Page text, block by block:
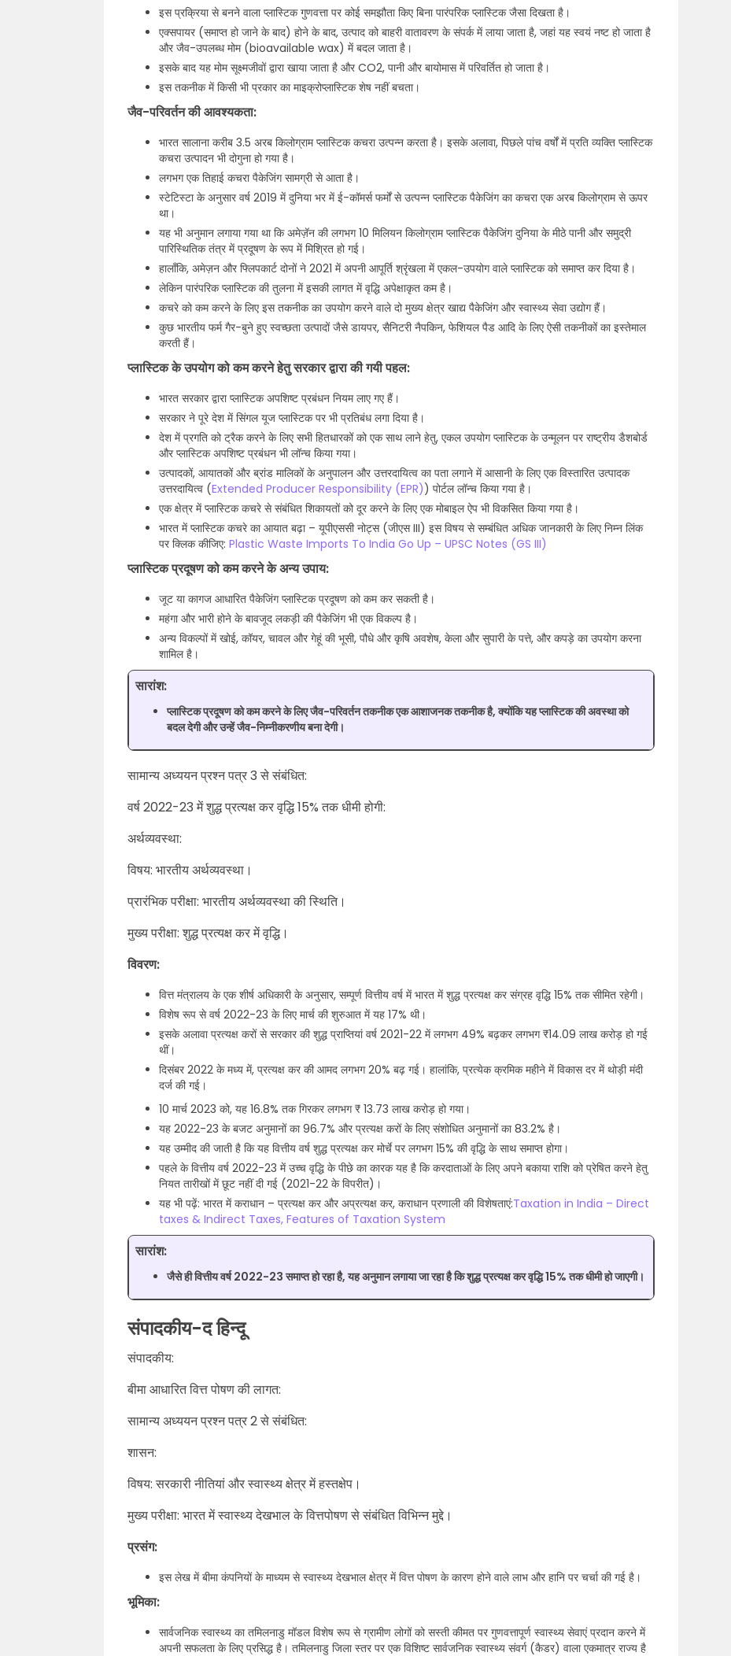
इस प्रक्रिया से बनने वाला प्लास्टिक गुणवत्ता पर कोई समझौता किए बिना पारंपरिक प्लास्टिक जैसा दिखता है।
एक्सपायर (समाप्त हो जाने के बाद) होने के बाद, उत्पाद को बाहरी वातावरण के संपर्क में लाया जाता है, जहां यह स्वयं नष्ट हो जाता है
और जैव-उपलब्ध मोम (bioavailable wax) में बदल जाता है।
इसके बाद यह मोम सूक्ष्मजीवों द्वारा खाया जाता है और CO2, पानी और बायोमास में परिवर्तित हो जाता है।
इस तकनीक में किसी भी प्रकार का माइक्रोप्लास्टिक शेष नहीं बचता।
जैव-परिवर्तन की आवश्यकता:
भारत सालाना करीब 3.5 अरब किलोग्राम प्लास्टिक कचरा उत्पन्न करता है। इसके अलावा, पिछले पांच वर्षों में प्रति व्यक्ति प्लास्टिक
कचरा उत्पादन भी दोगुना हो गया है।
लगभग एक तिहाई कचरा पैकेजिंग सामग्री से आता है।
स्टेटिस्टा के अनुसार वर्ष 2019 में दुनिया भर में ई-कॉमर्स फर्मों से उत्पन्न प्लास्टिक पैकेजिंग का कचरा एक अरब किलोग्राम से ऊपर
था।
यह भी अनुमान लगाया गया था कि अमेज़ॅन की लगभग 10 मिलियन किलोग्राम प्लास्टिक पैकेजिंग दुनिया के मीठे पानी और समुद्री
पारिस्थितिक तंत्र में प्रदूषण के रूप में मिश्रित हो गई।
हालाँकि, अमेज़न और फ्लिपकार्ट दोनों ने 2021 में अपनी आपूर्ति श्रृंखला में एकल-उपयोग वाले प्लास्टिक को समाप्त कर दिया है।
लेकिन पारंपरिक प्लास्टिक की तुलना में इसकी लागत में वृद्धि अपेक्षाकृत कम है।
कचरे को कम करने के लिए इस तकनीक का उपयोग करने वाले दो मुख्य क्षेत्र खाद्य पैकेजिंग और स्वास्थ्य सेवा उद्योग हैं।
कुछ भारतीय फर्म गैर-बुने हुए स्वच्छता उत्पादों जैसे डायपर, सैनिटरी नैपकिन, फेशियल पैड आदि के लिए ऐसी तकनीकों का इस्तेमाल
करती हैं।
प्लास्टिक के उपयोग को कम करने हेतु सरकार द्वारा की गयी पहल:
भारत सरकार द्वारा प्लास्टिक अपशिष्ट प्रबंधन नियम लाए गए हैं।
सरकार ने पूरे देश में सिंगल यूज प्लास्टिक पर भी प्रतिबंध लगा दिया है।
देश में प्रगति को ट्रैक करने के लिए सभी हितधारकों को एक साथ लाने हेतु, एकल उपयोग प्लास्टिक के उन्मूलन पर राष्ट्रीय डैशबोर्ड
और प्लास्टिक अपशिष्ट प्रबंधन भी लॉन्च किया गया।
उत्पादकों, आयातकों और ब्रांड मालिकों के अनुपालन और उत्तरदायित्व का पता लगाने में आसानी के लिए एक विस्तारित उत्पादक
उत्तरदायित्व (Extended Producer Responsibility (EPR)) पोर्टल लॉन्च किया गया है।
एक क्षेत्र में प्लास्टिक कचरे से संबंधित शिकायतों को दूर करने के लिए एक मोबाइल ऐप भी विकसित किया गया है।
भारत में प्लास्टिक कचरे का आयात बढ़ा – यूपीएससी नोट्स (जीएस III) इस विषय से सम्बंधित अधिक जानकारी के लिए निम्न लिंक
पर क्लिक कीजिए: Plastic Waste Imports To India Go Up – UPSC Notes (GS III)
प्लास्टिक प्रदूषण को कम करने के अन्य उपाय:
जूट या कागज आधारित पैकेजिंग प्लास्टिक प्रदूषण को कम कर सकती है।
महंगा और भारी होने के बावजूद लकड़ी की पैकेजिंग भी एक विकल्प है।
अन्य विकल्पों में खोई, कॉयर, चावल और गेहूं की भूसी, पौधे और कृषि अवशेष, केला और सुपारी के पत्ते, और कपड़े का उपयोग करना
शामिल है।
सारांश:
प्लास्टिक प्रदूषण को कम करने के लिए जैव-परिवर्तन तकनीक एक आशाजनक तकनीक है, क्योंकि यह प्लास्टिक की अवस्था को
बदल देगी और उन्हें जैव-निम्नीकरणीय बना देगी।
सामान्य अध्ययन प्रश्न पत्र 3 से संबंधित:
वर्ष 2022-23 में शुद्ध प्रत्यक्ष कर वृद्धि 15% तक धीमी होगी:
अर्थव्यवस्था:
विषय: भारतीय अर्थव्यवस्था।
प्रारंभिक परीक्षा: भारतीय अर्थव्यवस्था की स्थिति।
मुख्य परीक्षा: शुद्ध प्रत्यक्ष कर में वृद्धि।
विवरण:
वित्त मंत्रालय के एक शीर्ष अधिकारी के अनुसार, सम्पूर्ण वित्तीय वर्ष में भारत में शुद्ध प्रत्यक्ष कर संग्रह वृद्धि 15% तक सीमित रहेगी।
विशेष रूप से वर्ष 2022-23 के लिए मार्च की शुरुआत में यह 17% थी।
इसके अलावा प्रत्यक्ष करों से सरकार की शुद्ध प्राप्तियां वर्ष 2021-22 में लगभग 49% बढ़कर लगभग ₹14.09 लाख करोड़ हो गई
थीं।
दिसंबर 2022 के मध्य में, प्रत्यक्ष कर की आमद लगभग 20% बढ़ गई। हालांकि, प्रत्येक क्रमिक महीने में विकास दर में थोड़ी मंदी
दर्ज की गई।
10 मार्च 2023 को, यह 16.8% तक गिरकर लगभग ₹ 13.73 लाख करोड़ हो गया।
यह 2022-23 के बजट अनुमानों का 96.7% और प्रत्यक्ष करों के लिए संशोधित अनुमानों का 83.2% है।
यह उम्मीद की जाती है कि यह वित्तीय वर्ष शुद्ध प्रत्यक्ष कर मोर्चे पर लगभग 15% की वृद्धि के साथ समाप्त होगा।
पहले के वित्तीय वर्ष 2022-23 में उच्च वृद्धि के पीछे का कारक यह है कि करदाताओं के लिए अपने बकाया राशि को प्रेषित करने हेतु
नियत तारीखों में छूट नहीं दी गई (2021-22 के विपरीत)।
यह भी पढ़ें: भारत में कराधान – प्रत्यक्ष कर और अप्रत्यक्ष कर, कराधान प्रणाली की विशेषताएं:Taxation in India – Direct
taxes & Indirect Taxes, Features of Taxation System
सारांश:
जैसे ही वित्तीय वर्ष 2022-23 समाप्त हो रहा है, यह अनुमान लगाया जा रहा है कि शुद्ध प्रत्यक्ष कर वृद्धि 15% तक धीमी हो जाएगी।
संपादकीय-द हिन्दू
संपादकीय:
बीमा आधारित वित्त पोषण की लागत:
सामान्य अध्ययन प्रश्न पत्र 2 से संबंधित:
शासन:
विषय: सरकारी नीतियां और स्वास्थ्य क्षेत्र में हस्तक्षेप।
मुख्य परीक्षा: भारत में स्वास्थ्य देखभाल के वित्तपोषण से संबंधित विभिन्न मुद्दे।
प्रसंग:
इस लेख में बीमा कंपनियों के माध्यम से स्वास्थ्य देखभाल क्षेत्र में वित्त पोषण के कारण होने वाले लाभ और हानि पर चर्चा की गई है।
भूमिका:
सार्वजनिक स्वास्थ्य का तमिलनाडु मॉडल विशेष रूप से ग्रामीण लोगों को सस्ती कीमत पर गुणवत्तापूर्ण स्वास्थ्य सेवाएं प्रदान करने में
अपनी सफलता के लिए प्रसिद्ध है। तमिलनाडु जिला स्तर पर एक विशिष्ट सार्वजनिक स्वास्थ्य संवर्ग (कैडर) वाला एकमात्र राज्य है